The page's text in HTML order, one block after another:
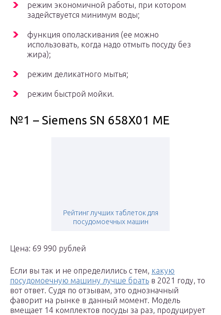
режим экономичной работы, при котором
задействуется минимум воды;
функция ополаскивания (ее можно
использовать, когда надо отмыть посуду без
жира);
режим деликатного мытья;
режим быстрой мойки.
№1 – Siemens SN 658X01 ME
Рейтинг лучших таблеток для
посудомоечных машин
Цена: 69 990 рублей
Если вы так и не определились с тем, какую
посудомоечную машину лучше брать в 2021 году, то
вот ответ. Судя по отзывам, это однозначный
фаворит на рынке в данный момент. Модель
вмещает 14 комплектов посуды за раз, продуцирует